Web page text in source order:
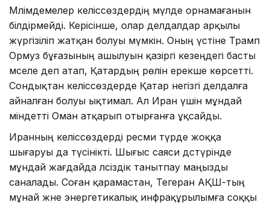
Мәлімдемелер келіссөздердің мүлде орнамағанын
білдірмейді. Керісінше, олар делдалдар арқылы
жүргізіліп жатқан болуы мүмкін. Оның үстіне Трамп
Ормуз бұғазының ашылуын қазіргі кезеңдегі басты
мәселе деп атап, Қатардың рөлін ерекше көрсетті.
Сондықтан келіссөздерде Қатар негізгі делдалға
айналған болуы ықтимал. Ал Иран үшін мұндай
міндетті Оман атқарып отырғанға ұқсайды.
Иранның келіссөздерді ресми түрде жоққа
шығаруы да түсінікті. Шығыс саяси дәстүрінде
мұндай жағдайда әлсіздік танытпау маңызды
саналады. Соған қарамастан, Тегеран АҚШ-тың
мұнай және энергетикалық инфрақұрылымға соққы